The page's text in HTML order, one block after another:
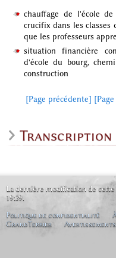
chauffage de l'école
crucifix dans les classes
que les professeurs
situation financière
d'école du bourg,
construction
[Page précédente]
Transcription
La dernière modification de cette
19:39.
Politique de confidentialité
GrandTerrier
Avertissements